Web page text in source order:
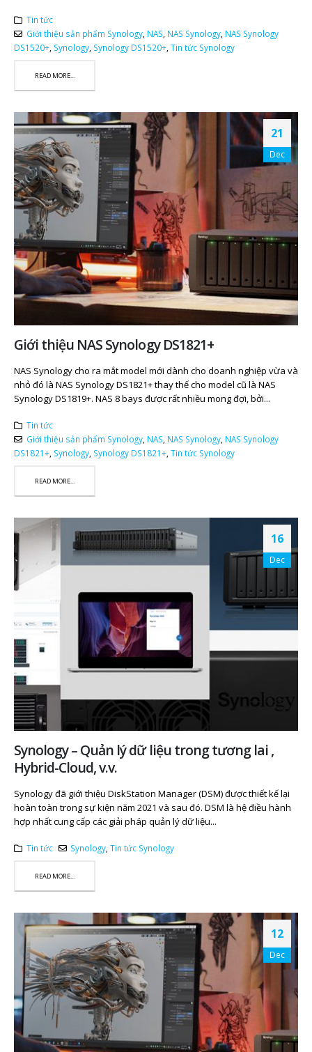
Tin tức
Giới thiệu sản phẩm Synology, NAS NAS Synology, NAS Synology
DS1520+ Synology Synology DS1520+ Tin tức Synology
READ MORE...
21
Dec
Giới thiệu NAS Synology DS1821+
NAS Synology cho ra mắt model mới dành cho doanh nghiệp vừa và
nhỏ đó là NAS Synology DS1821+ thay thế cho model cũ là NAS
Synology DS1819+. NAS 8 bays được rất nhiều mong đợi, bởi...
Tin tức
Giới thiệu sản phẩm Synology, NAS NAS Synology, NAS Synology
DS1821+ Synology Synology DS1821+ Tin tức Synology
READ MORE...
16
Dec
Synology – Quản lý dữ liệu trong tương lai ,
Hybrid-Cloud, v.v.
Synology đã giới thiệu DiskStation Manager (DSM) được thiết kế lại
hoàn toàn trong sự kiện năm 2021 và sau đó. DSM là hệ điều hành
hợp nhất cung cấp các giải pháp quản lý dữ liệu...
Tin tức Synology,Tin tức Synology
READ MORE...
12
Dec